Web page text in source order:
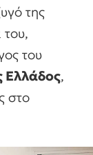
της
του
Ελλάδος,
στo